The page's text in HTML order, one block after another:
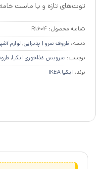
توت‌های تازه و یا ماست
شناسه محصول: R1604
دسته: ظروف سرو | پذیرایی, لوازم
برچسب: سرویس غذاخوری ایکیا,
برند: ایکیا IKEA